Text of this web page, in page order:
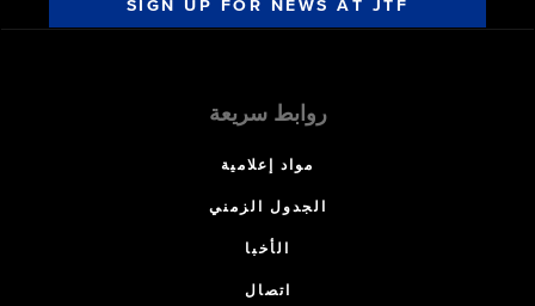
SIGN UP FOR NEWS AT JTF
روابط سريعة
مواد إعلامية
الجدول الزمني
الأخبا
اتصال